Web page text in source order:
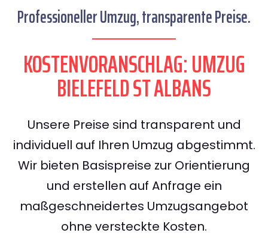
Professioneller Umzug, transparente Preise.
KOSTENVORANSCHLAG: UMZUG
BIELEFELD ST ALBANS
Unsere Preise sind transparent und
individuell auf Ihren Umzug abgestimmt.
Wir bieten Basispreise zur Orientierung
und erstellen auf Anfrage ein
maßgeschneidertes Umzugsangebot
ohne versteckte Kosten.